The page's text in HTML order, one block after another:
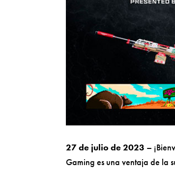
27 de julio de 2023 –
Gaming es una ventaja de la